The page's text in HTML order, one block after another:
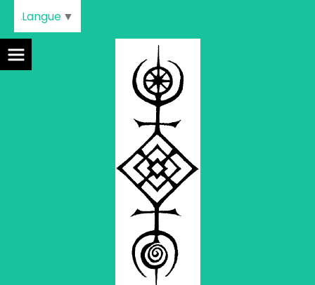
Langue ▼